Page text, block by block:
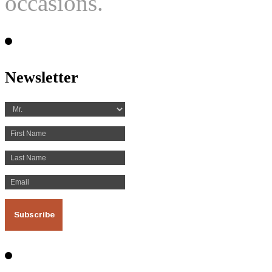
Newsletter